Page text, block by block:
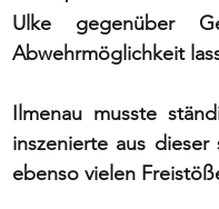
Ulke gegenüber
Abwehrmöglichkeit
Ilmenau musste
inszenierte aus
ebenso vielen